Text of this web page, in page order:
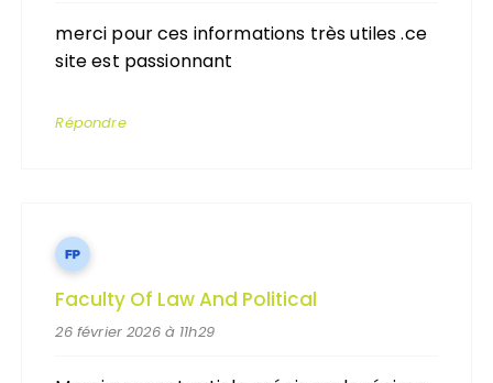
merci pour ces informations très utiles .ce
site est passionnant
Répondre
Faculty Of Law And Political
26 février 2026 à 11h29